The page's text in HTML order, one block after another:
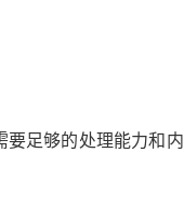
足够的处理能力和